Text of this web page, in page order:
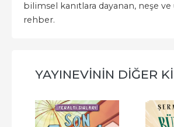
bilimsel kanıtlara dayanan, neşe
rehber.
YAYINEVININ DIĞER